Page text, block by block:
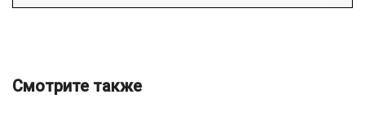
Смотрите также